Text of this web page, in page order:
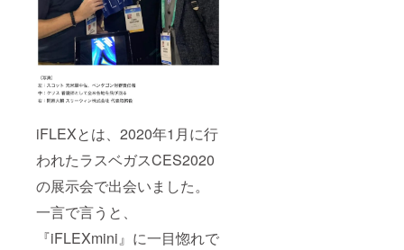
iFLEXとは、2020年1月に行
われたラスベガスCES2020
の展示会で出会いました。
一言で言うと、
『iFLEXmini』に一目惚れで